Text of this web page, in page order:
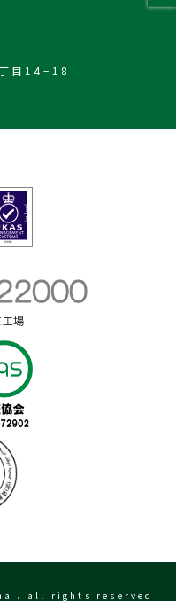
目14−18
. all rights reserved